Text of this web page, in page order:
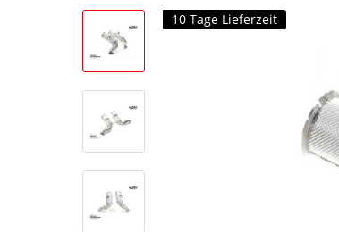
10 Tage Lieferzeit